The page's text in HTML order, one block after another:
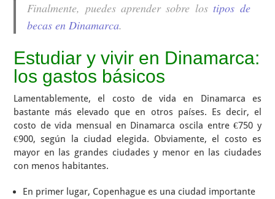
Finalmente, puedes aprender sobre lostipos de
becas en Dinamarca.
Estudiar y vivir en Dinamarca:
los gastos básicos
Lamentablemente, el costo de vida en Dinamarca es
bastante más elevado que en otros países. Es decir, el
costo de vida mensual en Dinamarca oscila entre €750 y
€900, según la ciudad elegida. Obviamente, el costo es
mayor en las grandes ciudades y menor en las ciudades
con menos habitantes.
En primer lugar, Copenhague es una ciudad importante